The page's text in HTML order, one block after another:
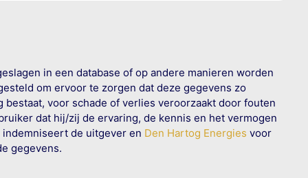
in een database of op andere manieren worden
om ervoor te zorgen dat deze gegevens zo
voor schade of verlies veroorzaakt door fouten
dat hij/zij de ervaring, de kennis en het vermogen
de uitgever en Den Hartog Energies voor
gegevens.